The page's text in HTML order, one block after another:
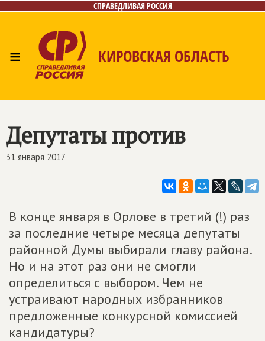
СПРАВЕДЛИВАЯ РОССИЯ
≡ КИРОВСКАЯ ОБЛАСТЬ
Депутаты против
31 января 2017
В конце января в Орлове в третий (!) раз
за последние четыре месяца депутаты
районной Думы выбирали главу района.
Но и на этот раз они не смогли
определиться с выбором. Чем не
устраивают народных избранников
предложенные конкурсной комиссией
кандидатуры?